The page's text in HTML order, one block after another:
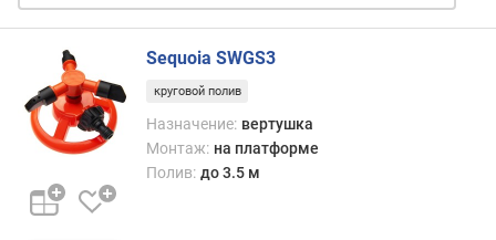
д
а
л
ь
н
Sequoia SWGS3
круговой полив
Назначение: вертушка
Монтаж: на платформе
Полив: до 3.5 м